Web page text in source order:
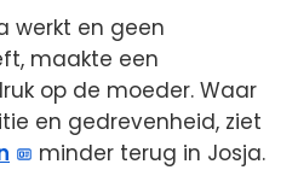
werkt en geen
maakte een
op de moeder. Waar
en gedrevenheid, ziet
minder terug in Josja.